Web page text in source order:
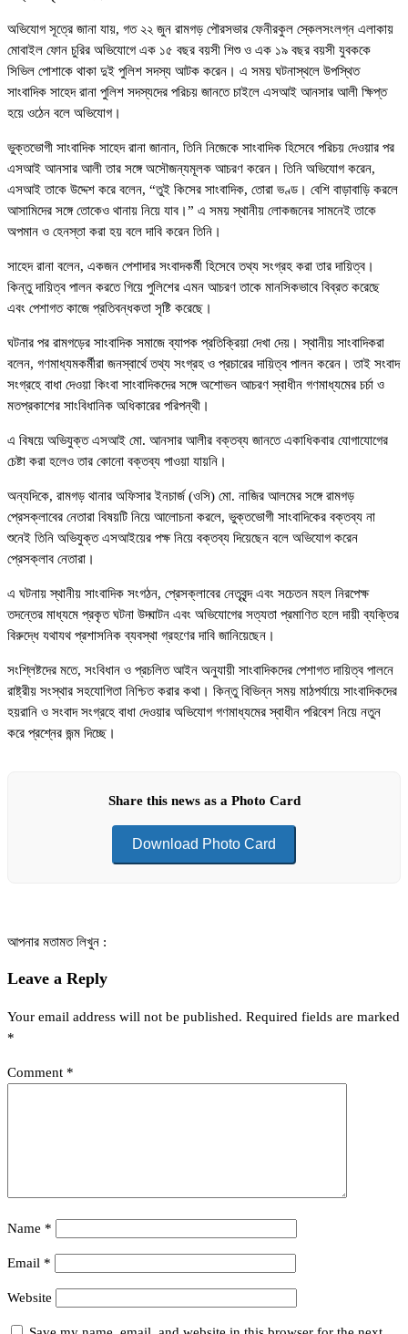
অভিযোগ সূত্রে জানা যায়, গত ২২ জুন রামগড় পৌরসভার ফেনীরকুল স্কেলসংলগ্ন এলাকায়
মোবাইল ফোন চুরির অভিযোগে এক ১৫ বছর বয়সী শিশু ও এক ১৯ বছর বয়সী যুবককে
সিভিল পোশাকে থাকা দুই পুলিশ সদস্য আটক করেন। এ সময় ঘটনাস্থলে উপস্থিত
সাংবাদিক সাহেদ রানা পুলিশ সদস্যদের পরিচয় জানতে চাইলে এসআই আনসার আলী ক্ষিপ্ত
হয়ে ওঠেন বলে অভিযোগ।
ভুক্তভোগী সাংবাদিক সাহেদ রানা জানান, তিনি নিজেকে সাংবাদিক হিসেবে পরিচয় দেওয়ার পর
এসআই আনসার আলী তার সঙ্গে অসৌজন্যমূলক আচরণ করেন। তিনি অভিযোগ করেন,
এসআই তাকে উদ্দেশ করে বলেন, “তুই কিসের সাংবাদিক, তোরা ভণ্ড। বেশি বাড়াবাড়ি করলে
আসামিদের সঙ্গে তোকেও থানায় নিয়ে যাব।” এ সময় স্থানীয় লোকজনের সামনেই তাকে
অপমান ও হেনস্তা করা হয় বলে দাবি করেন তিনি।
সাহেদ রানা বলেন, একজন পেশাদার সংবাদকর্মী হিসেবে তথ্য সংগ্রহ করা তার দায়িত্ব।
কিন্তু দায়িত্ব পালন করতে গিয়ে পুলিশের এমন আচরণ তাকে মানসিকভাবে বিব্রত করেছে
এবং পেশাগত কাজে প্রতিবন্ধকতা সৃষ্টি করেছে।
ঘটনার পর রামগড়ের সাংবাদিক সমাজে ব্যাপক প্রতিক্রিয়া দেখা দেয়। স্থানীয় সাংবাদিকরা
বলেন, গণমাধ্যমকর্মীরা জনস্বার্থে তথ্য সংগ্রহ ও প্রচারের দায়িত্ব পালন করেন। তাই সংবাদ
সংগ্রহে বাধা দেওয়া কিংবা সাংবাদিকদের সঙ্গে অশোভন আচরণ স্বাধীন গণমাধ্যমের চর্চা ও
মতপ্রকাশের সাংবিধানিক অধিকারের পরিপন্থী।
এ বিষয়ে অভিযুক্ত এসআই মো. আনসার আলীর বক্তব্য জানতে একাধিকবার যোগাযোগের
চেষ্টা করা হলেও তার কোনো বক্তব্য পাওয়া যায়নি।
অন্যদিকে, রামগড় থানার অফিসার ইনচার্জ (ওসি) মো. নাজির আলমের সঙ্গে রামগড়
প্রেসক্লাবের নেতারা বিষয়টি নিয়ে আলোচনা করলে, ভুক্তভোগী সাংবাদিকের বক্তব্য না
শুনেই তিনি অভিযুক্ত এসআইয়ের পক্ষ নিয়ে বক্তব্য দিয়েছেন বলে অভিযোগ করেন
প্রেসক্লাব নেতারা।
এ ঘটনায় স্থানীয় সাংবাদিক সংগঠন, প্রেসক্লাবের নেতৃবৃন্দ এবং সচেতন মহল নিরপেক্ষ
তদন্তের মাধ্যমে প্রকৃত ঘটনা উদ্ঘাটন এবং অভিযোগের সত্যতা প্রমাণিত হলে দায়ী ব্যক্তির
বিরুদ্ধে যথাযথ প্রশাসনিক ব্যবস্থা গ্রহণের দাবি জানিয়েছেন।
সংশ্লিষ্টদের মতে, সংবিধান ও প্রচলিত আইন অনুযায়ী সাংবাদিকদের পেশাগত দায়িত্ব পালনে
রাষ্ট্রীয় সংস্থার সহযোগিতা নিশ্চিত করার কথা। কিন্তু বিভিন্ন সময় মাঠপর্যায়ে সাংবাদিকদের
হয়রানি ও সংবাদ সংগ্রহে বাধা দেওয়ার অভিযোগ গণমাধ্যমের স্বাধীন পরিবেশ নিয়ে নতুন
করে প্রশ্নের জন্ম দিচ্ছে।
Share this news as a Photo Card
Download Photo Card
আপনার মতামত লিখুন :
Leave a Reply
Your email address will not be published. Required fields are marked
*
Comment *
Name *
Email *
Website